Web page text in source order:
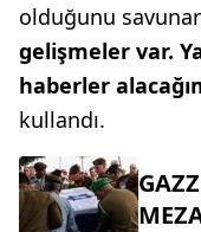
olduğunu
gelişmeler var.
haberler
kullandı.